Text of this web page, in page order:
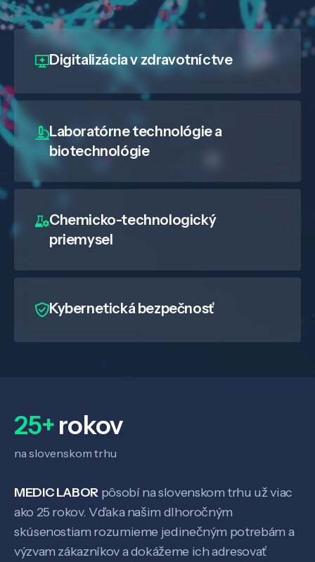
Know-how
Kontakt
Digitalizáciav zdravotníctve
Laboratórne technológie a
biotechnológie
Chemicko-technologický
priemysel
Kybernetická bezpečnosť
25+rokov
na slovenskom trhu
MEDIC LABOR pôsobí na slovenskom trhu už viac
ako 25 rokov. Vďaka našim dlhoročným
skúsenostiam rozumieme jedinečným potrebám a
výzvam zákazníkov a dokážeme ich adresovať